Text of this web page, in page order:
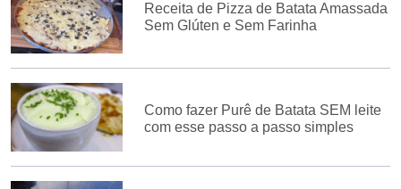
Receita de Pizza de Batata Amassada
Sem Glúten e Sem Farinha
Como fazer Purê de Batata SEM leite
com esse passo a passo simples